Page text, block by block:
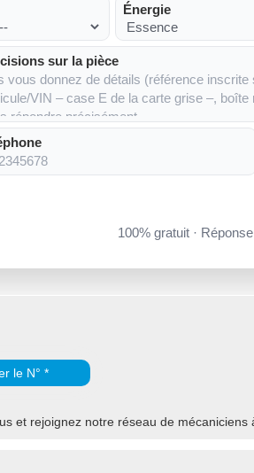
Énergie
sur la pièce
100% gratuit ·
le N° *
et rejoignez notre réseau de